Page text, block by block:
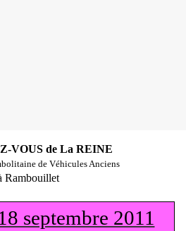
VOUS de La REINE
de Véhicules Anciens
Rambouillet
septembre 2011